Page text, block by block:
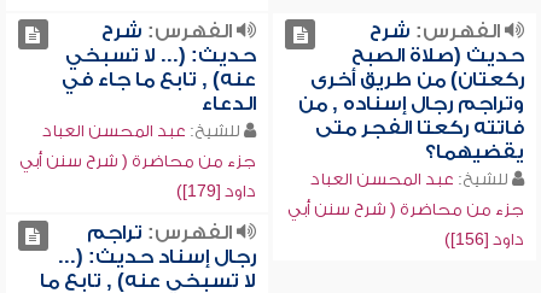
الفهرس: شرح
حديث (صلاة الصبح
ركعتان) من طريق أخرى
وتراجم رجال إسناده , من
فاتته ركعتا الفجر متى
يقضيهما؟
للشيخ: عبد المحسن العباد
جزء من محاضرة ( شرح سنن أبي
داود [156])
الفهرس: شرح
حديث: (... لا تسبخي
عنه) , تابع ما جاء في
الدعاء
للشيخ: عبد المحسن العباد
جزء من محاضرة ( شرح سنن أبي
داود [179])
الفهرس: تراجم
رجال إسناد حديث: (...
لا تسبخي عنه) , تابع ما